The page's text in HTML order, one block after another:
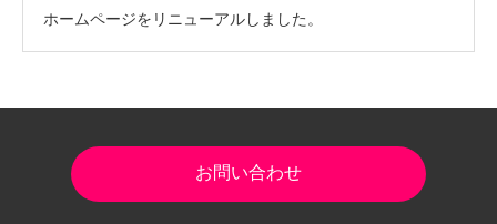
ホームページをリニューアルしました。
お問い合わせ